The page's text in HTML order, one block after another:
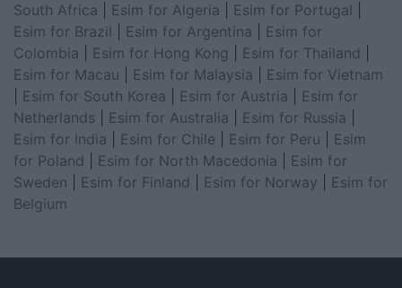
South Africa
Esim for Algeria Esim for Portugal
Esim for Brazil
Esim for Argentina
Esim for
Colombia
Esim for Hong Kong Esim for Thailand
Esim for Macau
Esim for Malaysia
Esim for Vietnam
Esim for South Korea Esim for Austria
Esim for
Netherlands
Esim for Australia Esim for Russia
Esim for India
Esim for Chile Esim for Peru
Esim
for Poland
Esim for North Macedonia
Esim for
Sweden
Esim for Finland Esim for Norway
Esim for
Belgium